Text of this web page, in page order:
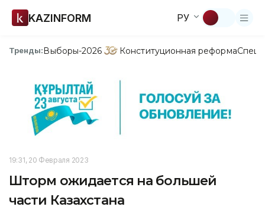
KAZINFORM РУ
Тренды:Выборы-2026 Конституционная реформа
19:31, 20 Февраля 2023
Шторм ожидается на большей
части Казахстана